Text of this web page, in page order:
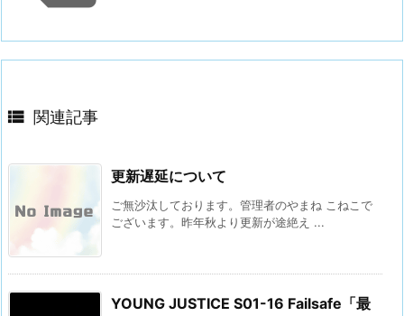
 関連記事
更新遅延について
ご無沙汰しております。管理者のやまね こねこで
ございます。昨年秋より更新が途絶え ...
YOUNG JUSTICE S01-16 Failsafe「最